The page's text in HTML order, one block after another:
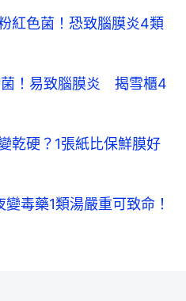
紅色菌！恐致腦膜炎4類
！易致腦膜炎 揭雪櫃4
乾硬？1張紙比保鮮膜好
毒藥1類湯嚴重可致命！